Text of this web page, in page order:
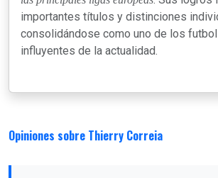
importantes títulos y distinciones
consolidándose como uno de los
influyentes de la actualidad.
Opiniones sobre Thierry Correia